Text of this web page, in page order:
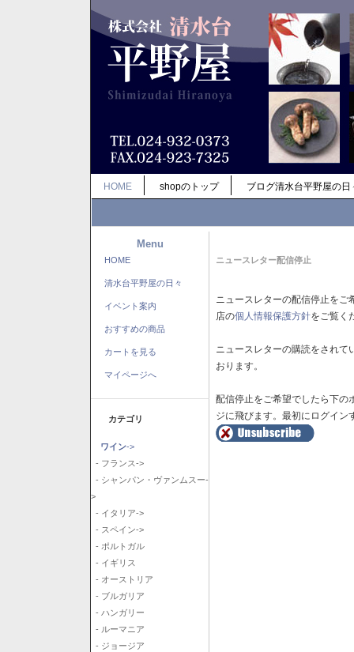
HOME shopのトップ ブログ清水台平野屋の日
Menu
HOME
清水台平野屋の日々
イベント案内
おすすめの商品
カートを見る
マイページへ
カテゴリ
ワイン->
- フランス->
- シャンパン・ヴァンムスー-
>
- イタリア->
- スペイン->
- ポルトガル
- イギリス
- オーストリア
- ブルガリア
- ハンガリー
- ルーマニア
- ジョージア
ニュースレター配信停止
ニュースレターの配信停止を
店の個人情報保護方針をご覧く
ニュースレターの購読をされ
おります。
配信停止をご希望でしたら下の
ジに飛びます。最初にログイン